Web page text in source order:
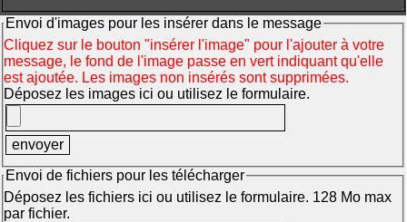
Envoi d'images pour les insérer dans le message
Cliquez sur le bouton "insérer l'image" pour l'ajouter à votre
message, le fond de l'image passe en vert indiquant qu'elle
est ajoutée. Les images non insérés sont supprimées.
Déposez les images ici ou utilisez le formulaire.
Envoi de fichiers pour les télécharger
Déposez les fichiers ici ou utilisez le formulaire. 128 Mo max
par fichier.